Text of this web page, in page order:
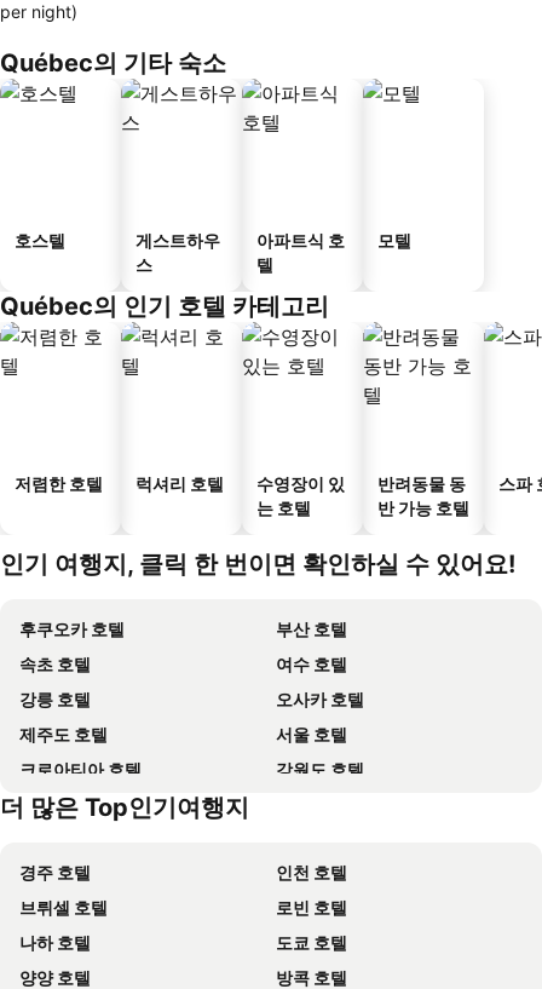
per night)
Québec의 기타 숙소
호스텔
게스트하우
스
아파트식 호
텔
모텔
Québec의 인기 호텔 카테고리
저렴한 호텔 럭셔리 호텔
수영장이 있
는 호텔
반려동물 동
반 가능 호텔
스파
인기 여행지, 클릭 한 번이면 확인하실 수 있어요!
후쿠오카 호텔
부산 호텔
속초 호텔
여수 호텔
강릉 호텔
오사카 호텔
제주도 호텔
서울 호텔
크로아티아 호텔
강원도 호텔
괌 호텔
더 많은 Top인기여행지
경주 호텔
인천 호텔
브뤼셀 호텔
로빈 호텔
나하 호텔
도쿄 호텔
양양 호텔
방콕 호텔